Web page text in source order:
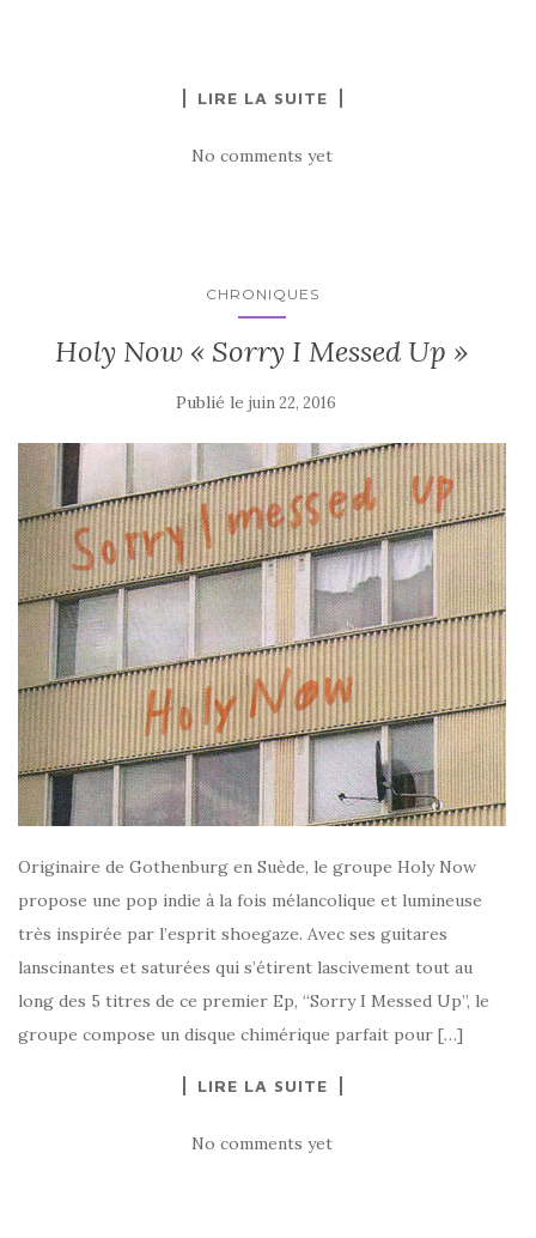
LIRE LA SUITE
No comments yet
CHRONIQUES
Holy Now « Sorry I Messed Up »
Publié le juin 22, 2016
Originaire de Gothenburg en Suède, le groupe Holy Now
propose une pop indie à la fois mélancolique et lumineuse
très inspirée par l’esprit shoegaze. Avec ses guitares
lanscinantes et saturées qui s’étirent lascivement tout au
long des 5 titres de ce premier Ep, “Sorry I Messed Up”, le
groupe compose un disque chimérique parfait pour […]
LIRE LA SUITE
No comments yet